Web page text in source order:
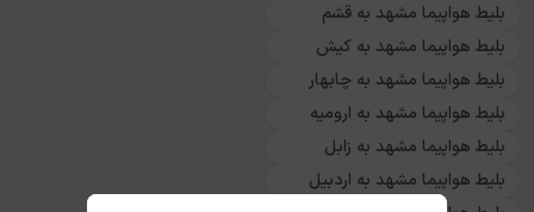
بلیط هواپیما مشهد به قشم
بلیط هواپیما مشهد به کیش
بلیط هواپیما مشهد به چابهار
بلیط هواپیما مشهد به ارومیه
بلیط هواپیما مشهد به زابل
بلیط هواپیما مشهد به اردبیل